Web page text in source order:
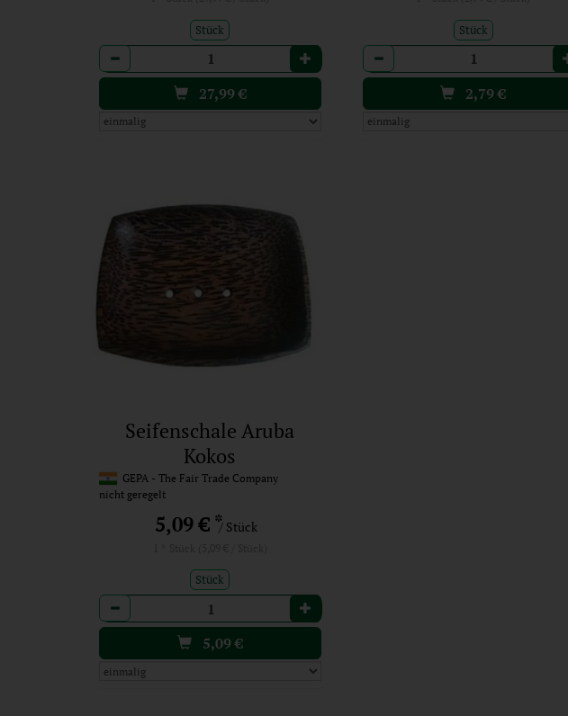
Stück
Anzahl
27,99€
Stück
Anzahl
2,79€
Seifenschale Aruba
Kokos
GEPA - The Fair Trade Company
nicht geregelt
5,09 € *
/ Stück
Stück
Anzahl
5,09€